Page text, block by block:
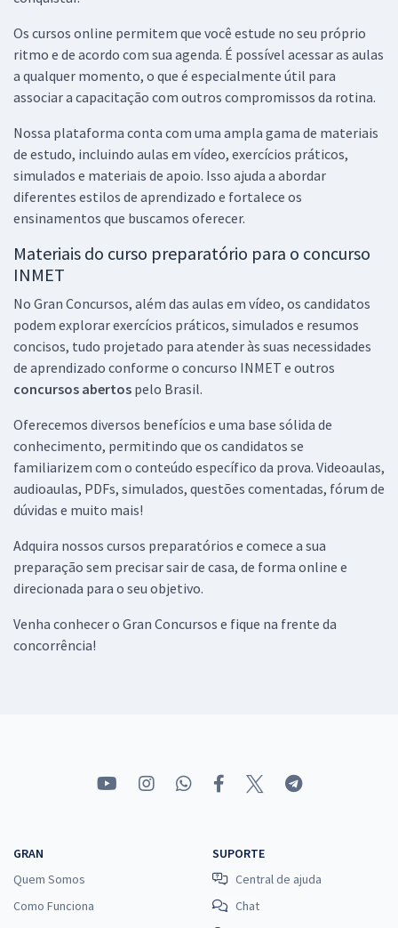
Os cursos online permitem que você estude no seu próprio
ritmo e de acordo com sua agenda. É possível acessar as aulas
a qualquer momento, o que é especialmente útil para
associar a capacitação com outros compromissos da rotina.
Nossa plataforma conta com uma ampla gama de materiais
de estudo, incluindo aulas em vídeo, exercícios práticos,
simulados e materiais de apoio. Isso ajuda a abordar
diferentes estilos de aprendizado e fortalece os
ensinamentos que buscamos oferecer.
Materiais do curso preparatório para o concurso
INMET
No Gran Concursos, além das aulas em vídeo, os candidatos
podem explorar exercícios práticos, simulados e resumos
concisos, tudo projetado para atender às suas necessidades
de aprendizado conforme o concurso INMET e outros
concursos abertos pelo Brasil.
Oferecemos diversos benefícios e uma base sólida de
conhecimento, permitindo que os candidatos se
familiarizem com o conteúdo específico da prova. Videoaulas,
audioaulas, PDFs, simulados, questões comentadas, fórum de
dúvidas e muito mais!
Adquira nossos cursos preparatórios e comece a sua
preparação sem precisar sair de casa, de forma online e
direcionada para o seu objetivo.
Venha conhecer o Gran Concursos e fique na frente da
concorrência!
GRAN
Quem Somos
Como Funciona
SUPORTE
Central de ajuda
Chat